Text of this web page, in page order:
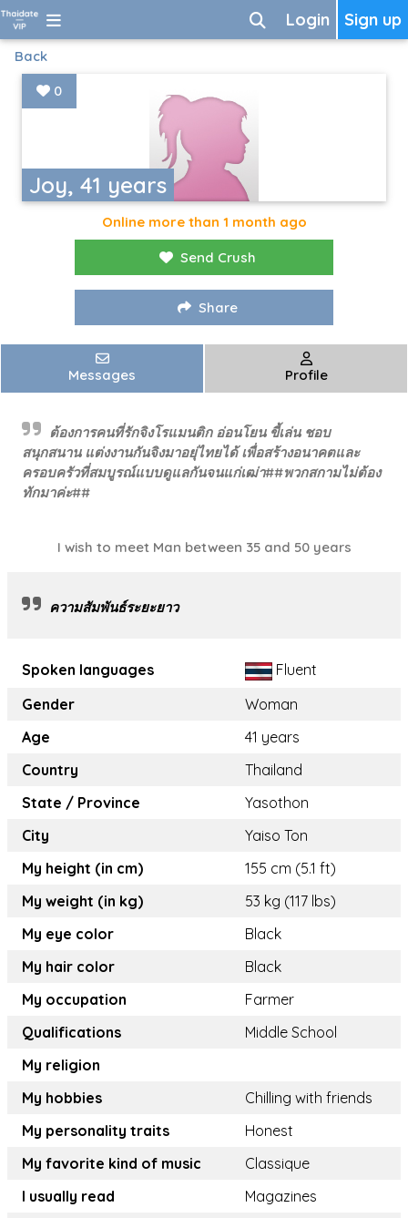
Sign up
Login
Back
Joy, 41 years
0
Online more than 1 month ago
Send Crush
Share
Messages Profile
ต้องการคนที่รักจิงโรแมนติก อ่อนโยน ขี้เล่น ชอบ
สนุกสนาน แต่งงานกันจิงมาอยุ่ไทยได้ เพื่อสร้างอนาคตและ
ครอบครัวที่สมบูรณ์แบบดูแลกันจนแก่เฒ่า##พวกสกามไม่ต้อง
ทักมาค่ะ##
I wish to meet Man between 35 and 50 years
ความสัมพันธ์ระยะยาว
Spoken languages
Fluent
Gender
Woman
Age
41 years
Country
Thailand
State / Province
Yasothon
City
Yaiso Ton
My height (in cm)
155 cm (5.1 ft)
My weight (in kg)
53 kg (117 lbs)
My eye color
Black
My hair color
Black
My occupation
Farmer
Qualifications
Middle School
My religion
My hobbies
Chilling with friends
My personality traits
Honest
My favorite kind of music
Classique
I usually read
Magazines